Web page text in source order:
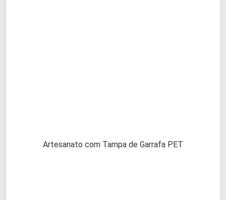
Artesanato com Tampa de Garrafa PET